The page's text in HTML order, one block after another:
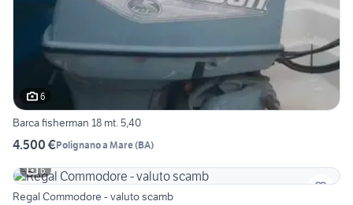
6
Barca fisherman 18 mt. 5,40
4.500 €Polignano a Mare(BA)
6
Regal Commodore - valuto scamb